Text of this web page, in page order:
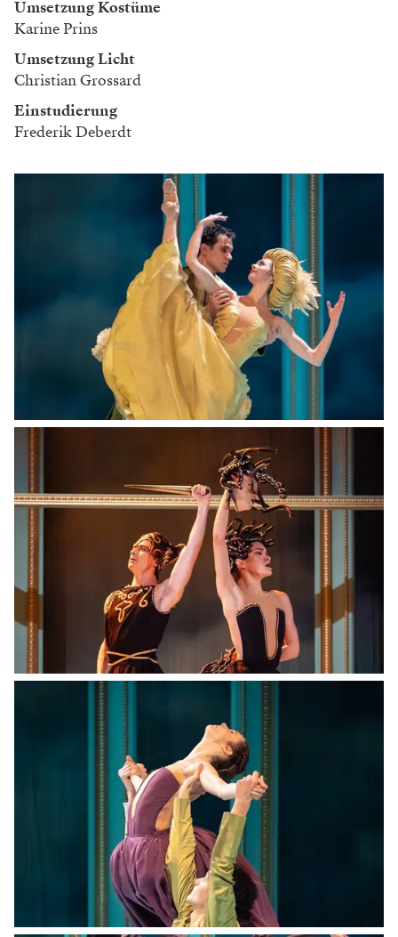
Umsetzung Kostüme
Karine Prins
Umsetzung Licht
Christian Grossard
Einstudierung
Frederik Deberdt